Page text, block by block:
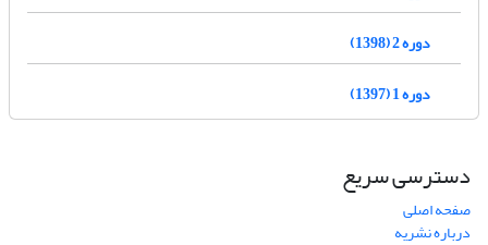
دوره 2 (1398)
دوره 1 (1397)
دسترسی سریع
صفحه اصلی
درباره نشریه